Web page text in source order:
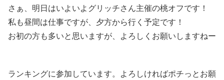
さぁ、明日はいよいよグリッチさん主催の桃オフです！
私も昼間は仕事ですが、夕方から行く予定です！
お初の方も多いと思いますが、よろしくお願いしますねー
ランキングに参加しています。よろしければポチっとお願